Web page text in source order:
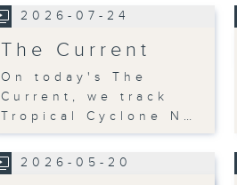
2026-07-24
The Current
On today's The
Current, we track
Tropical Cyclone N…
2026-05-20